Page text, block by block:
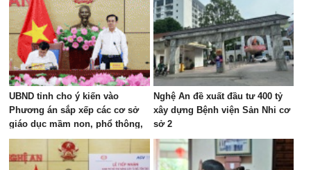
UBND tỉnh cho ý kiến vào
Phương án sắp xếp các cơ sở
giáo dục mầm non, phổ thông,
giáo dục thường xuyên và giáo
dục nghề nghiệp công lập
Nghệ An đề xuất đầu tư 400 tỷ
xây dựng Bệnh viện Sản Nhi cơ
sở 2